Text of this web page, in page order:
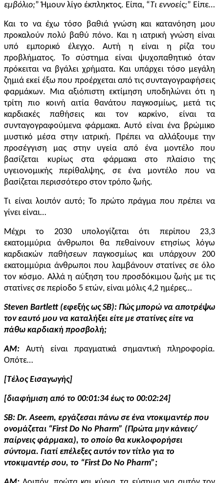
εμβόλιο;” Ήμουν λίγο έκπληκτος. Είπα, “Τι εννοείς;” Είπε…
Και το να έχω τόσο βαθιά γνώση και κατανόηση μου
προκαλούν πολύ βαθύ πόνο. Και η ιατρική γνώση είναι
υπό εμπορικό έλεγχο. Αυτή η είναι η ρίζα του
προβλήματος. Το σύστημα είναι ψυχοπαθητικό όταν
πρόκειται να βγάλει χρήματα. Και υπάρχει τόσο μεγάλη
ζημιά εκεί έξω που προέρχεται από τις συνταγογραφήσεις
φαρμάκων. Μια αξιόπιστη εκτίμηση υποδηλώνει ότι η
τρίτη πιο κοινή αιτία θανάτου παγκοσμίως, μετά τις
καρδιακές παθήσεις και τον καρκίνο, είναι τα
συνταγογραφούμενα φάρμακα. Αυτό είναι ένα βρώμικο
μυστικό μέσα στην ιατρική. Πρέπει να αλλάξουμε την
προσέγγιση μας στην υγεία από ένα μοντέλο που
βασίζεται κυρίως στα φάρμακα στο πλαίσιο της
υγειονομικής περίθαλψης, σε ένα μοντέλο που να
βασίζεται περισσότερο στον τρόπο ζωής.
Τι είναι λοιπόν αυτό; Το πρώτο πράγμα που πρέπει να
γίνει είναι…
Μέχρι το 2030 υπολογίζεται ότι περίπου 23,3
εκατομμύρια άνθρωποι θα πεθαίνουν ετησίως λόγω
καρδιακών παθήσεων παγκοσμίως και υπάρχουν 200
εκατομμύρια άνθρωποι που λαμβάνουν στατίνες σε όλο
τον κόσμο. Αλλά η αύξηση του προσδόκιμου ζωής με τις
στατίνες σε περίοδο 5 ετών, είναι μόλις 4,2 ημέρες…
Steven Bartlett (εφεξής ωςSB): Πώς μπορώ να αποτρέψω
τον εαυτό μου να καταλήξει είτε με στατίνες είτε να
πάθω καρδιακή προσβολή;
AM: Αυτή είναι πραγματικά σημαντική πληροφορία.
Οπότε…
[Τέλος Εισαγωγής]
[διαφήμιση από το 00:01:34 έως το 00:02:24]
SB: Dr. Aseem, εργάζεσαι πάνω σε ένα ντοκιμαντέρ που
ονομάζεται “First Do No Pharm” (Πρώτα μην κάνεις/
παίρνεις φάρμακα), το οποίο θα κυκλοφορήσει
σύντομα. Γιατί επέλεξες αυτόν τον τίτλο για το
ντοκιμαντέρ σου, το “First Do No Pharm”;